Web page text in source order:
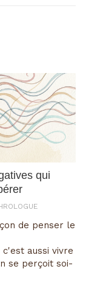
qui
de penser le
aussi vivre
se perçoit soi-